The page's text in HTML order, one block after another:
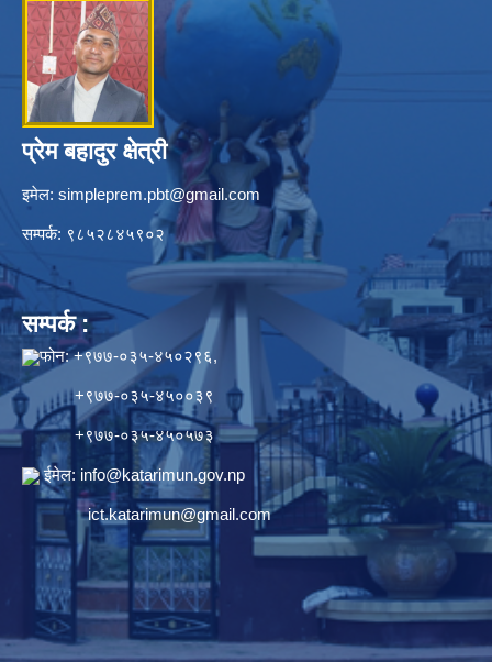
प्रेम बहादुर क्षेत्री
इमेल: simpleprem.pbt@gmail.com
सम्पर्क: ९८५२८४५९०२
सम्पर्क :
फोन: +९७७-०३५-४५०२९६,
+९७७-०३५-४५००३९
+९७७-०३५-४५०५७३
ईमेल: info@katarimun.gov.np
ict.katarimun@gmail.com